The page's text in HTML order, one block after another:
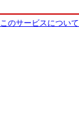
このサービスについて